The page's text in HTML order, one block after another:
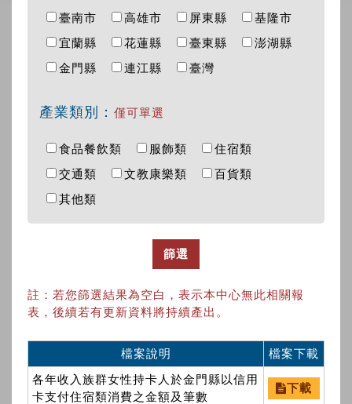
臺南市
高雄市 屏東縣
基隆市
宜蘭縣
花蓮縣 臺東縣
澎湖縣
金門縣
連江縣 臺灣
產業類別： 僅可單選
食品餐飲類 服飾類
住宿類
交通類
文教康樂類
百貨類
其他類
篩選
註：若您篩選結果為空白，表示本中心無此相關報
表，後續若有更新資料將持續產出。
檔案說明
檔案下載
各年收入族群女性持卡人於金門縣以信用
卡支付住宿類消費之金額及筆數
下載